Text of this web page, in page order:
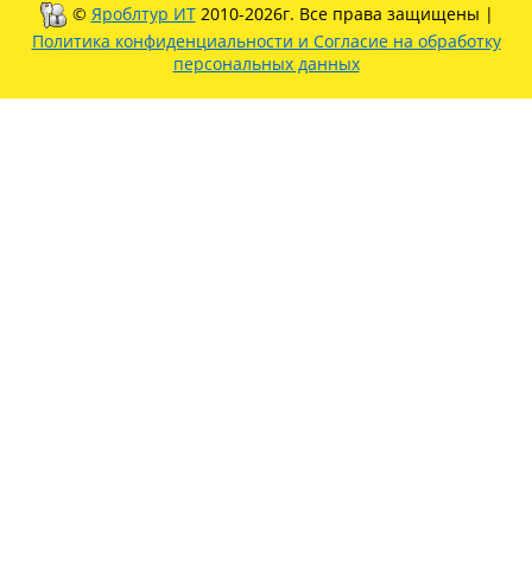
© Яроблтур ИТ2010-2026г. Все права защищены |
Политика конфиденциальности и Согласие на обработку
персональных данных